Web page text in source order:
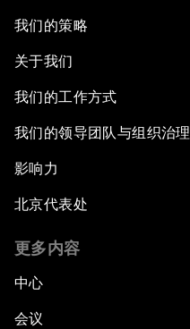
我们的策略
关于我们
我们的工作方式
我们的领导团队与组织治理
影响力
北京代表处
更多内容
中心
会议